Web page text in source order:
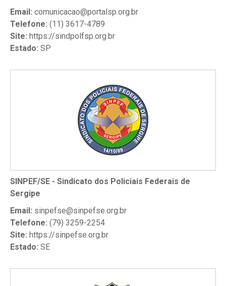
Email: comunicacao@portalsp.org.br
Telefone: (11) 3617-4789
Site: https://sindpolfsp.org.br
Estado: SP
SINPEF/SE - Sindicato dos Policiais Federais de
Sergipe
Email: sinpefse@sinpefse.org.br
Telefone: (79) 3259-2254
Site: https://sinpefse.org.br
Estado: SE